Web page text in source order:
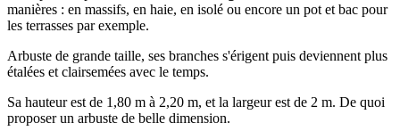
manières : en massifs, en haie, en isolé ou encore un pot et bac pour
les terrasses par exemple.
Arbuste de grande taille, ses branches s'érigent puis deviennent plus
étalées et clairsemées avec le temps.
Sa hauteur est de 1,80 m à 2,20 m, et la largeur est de 2 m. De quoi
proposer un arbuste de belle dimension.